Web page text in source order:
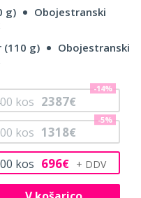
g)
Obojestranski
(110 g)
Obojestranski
kos 696€
kos 1318€
-5%
kos 2387€
-14%